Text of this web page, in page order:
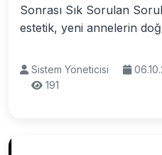
Sonrası Sık Sorulan
estetik, yeni annelerin
Sistem Yöneticisi
191